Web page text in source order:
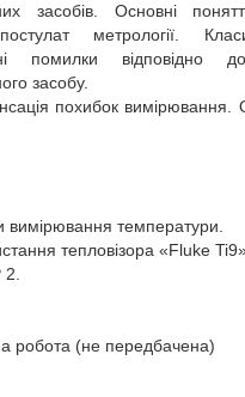
засобів. Основні
метрології.
помилки відповідно
засобу.
похибок вимірювання.
температури.
тепловізора «Fluke
робота (не передбачена)